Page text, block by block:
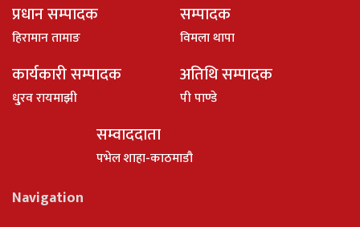
प्रधान सम्पादक
हिरामान तामाङ
सम्पादक
विमला थापा
कार्यकारी सम्पादक
धु्रव रायमाझी
अतिथि सम्पादक
पी पाण्डे
सम्वाददाता
पभेल शाहा-काठमाडौ
Navigation